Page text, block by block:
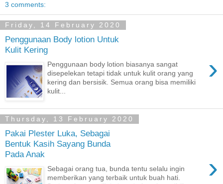
3 comments:
Friday, 14 February 2020
Penggunaan Body lotion Untuk
Kulit Kering
›
Penggunaan body lotion biasanya sangat
disepelekan tetapi tidak untuk kulit orang yang
kering dan bersisik. Semua orang bisa memiliki
kulit...
Thursday, 13 February 2020
Pakai Plester Luka, Sebagai
Bentuk Kasih Sayang Bunda
Pada Anak
›
Sebagai orang tua, bunda tentu selalu ingin
memberikan yang terbaik untuk buah hati.